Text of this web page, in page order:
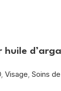
huile
, Visage, Soins